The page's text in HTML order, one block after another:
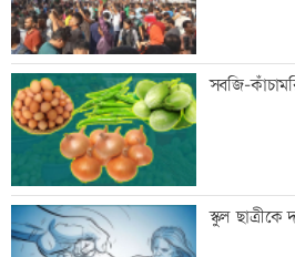
সুনীল
রাখেনি’
অপরাধ
আহবান
সবজি-
স্কুল